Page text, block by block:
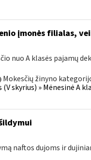
įmonės filialas,
nuo A klasės pajamų
Mokesčių žinyno
skyrius) » Mėnesinė A
naftos dujoms ir